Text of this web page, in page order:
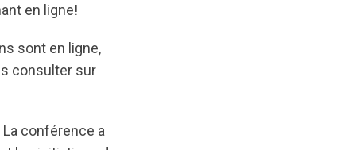
en ligne!
sont en ligne,
consulter sur
conférence a